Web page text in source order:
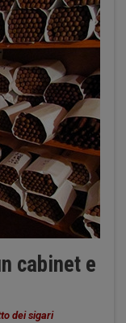
cabinet e
dei sigari